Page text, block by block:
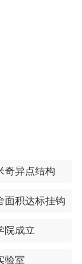
批准设立，教
坐落于西部
日制在校生
奇异点结构
面积达标挂钩
院成立
验室